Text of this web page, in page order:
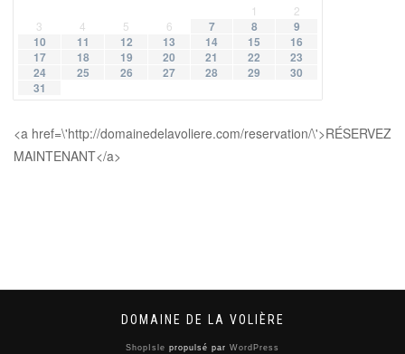
1
2
3
4 5 6 7 8
9
10
11 12 13 14 15
16
17
18 19 20 21 22
23
24
25 26 27 28 29
30
31
<a href=\'http://domainedelavoliere.com/reservation/\'>RÉSERVEZ
MAINTENANT</a>
DOMAINE DE LA VOLIÈRE
ShopIsle propulsé par WordPress